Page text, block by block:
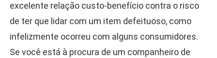
excelente relação custo-benefício contra o risco
de ter que lidar com um item defeituoso, como
infelizmente ocorreu com alguns consumidores.
Se você está à procura de um companheiro de